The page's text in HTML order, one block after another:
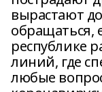
вырастают
обращаться,
республике
линий, где
любые